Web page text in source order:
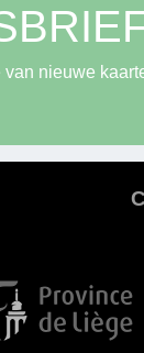
nieuwe